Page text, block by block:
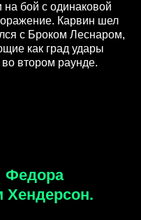
бой с одинаковой
Карвин шел
с Броком Леснаром,
как град удары
втором раунде.
Федора
Хендерсон.